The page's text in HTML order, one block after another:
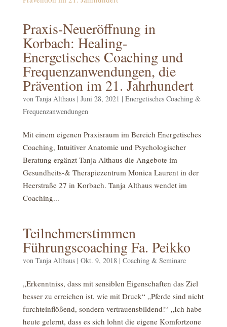
Praxis-Neueröffnung in
Korbach: Healing-
Energetisches Coaching und
Frequenzanwendungen, die
Prävention im 21. Jahrhundert
von Tanja Althaus| Juni 28, 2021 | Energetisches Coaching &
Frequenzanwendungen
Mit einem eigenen Praxisraum im Bereich Energetisches
Coaching, Intuitiver Anatomie und Psychologischer
Beratung ergänzt Tanja Althaus die Angebote im
Gesundheits-& Therapiezentrum Monica Laurent in der
Heerstraße 27 in Korbach. Tanja Althaus wendet im
Coaching...
Teilnehmerstimmen
Führungscoaching Fa. Peikko
von Tanja Althaus| Okt. 9, 2018| Coaching & Seminare
„Erkenntniss, dass mit sensiblen Eigenschaften das Ziel
besser zu erreichen ist, wie mit Druck“ „Pferde sind nicht
furchteinflößend, sondern vertrauensbildend!“ „Ich habe
heute gelernt, dass es sich lohnt die eigene Komfortzone